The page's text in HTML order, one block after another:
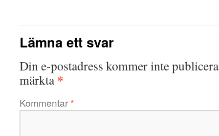
Lämna ett svar
Din e-postadress kommer inte
märkta*
Kommentar*